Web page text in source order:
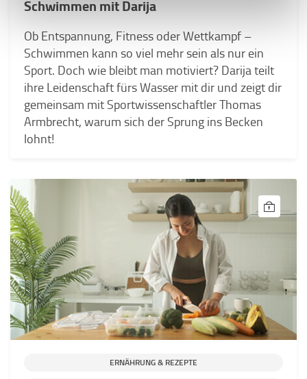
Schwimmen mit Darija
Ob Entspannung, Fitness oder Wettkampf –
Schwimmen kann so viel mehr sein als nur ein
Sport. Doch wie bleibt man motiviert? Darija teilt
ihre Leidenschaft fürs Wasser mit dir und zeigt dir
gemeinsam mit Sportwissenschaftler Thomas
Armbrecht, warum sich der Sprung ins Becken
lohnt!
ERNÄHRUNG & REZEPTE